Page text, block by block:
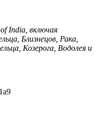
India, включая
Близнецов, Рака,
Козерога, Водолея и